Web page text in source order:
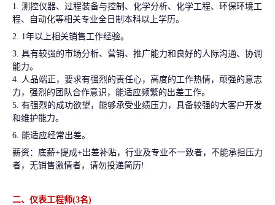
1. 测控仪器、过程装备与控制、化学分析、 化学工程、 环保环境工
程、
自动化等相关专业全日制本科以上学历。
2. 1年以上相关销售工作经验。
3. 具有较强的市场分析、营销、推广能力和良好的人际沟通、协调
能力。
4. 人品端正，要求有强烈的责任心，高度的工作热情，顽强的意志
力，强烈的团队合作意识，能适应频繁的出差工作。
5. 有强烈的成功欲望，能够承受业绩压力，具备较强的大客户开发
和维护能力。
6. 能适应经常出差。
薪资：底薪+提成+出差补贴，行业及专业不一致者，不能承担压力
者，无销售激情者，请勿投递简历!
二、仪表工程师(3名)